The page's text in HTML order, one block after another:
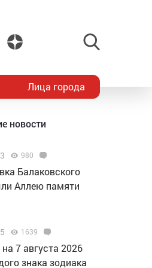
Лица города
новости
980
Балаковского
Аллею памяти
1639
7 августа 2026
знака зодиака